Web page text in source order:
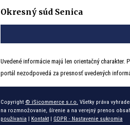
Okresný súd Senica
Uvedené informácie majú len orientačný
portál nezodpovedá za presnosť uvedených
Copyright © iSicommerce s.r.o. Všetky práva
na rozmnožovanie, šírenie a na verejný prenos
používania | Kontakt | GDPR - Nastavenie sukromia